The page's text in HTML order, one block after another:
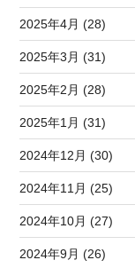
2025年4月 (28)
2025年3月 (31)
2025年2月 (28)
2025年1月 (31)
2024年12月 (30)
2024年11月 (25)
2024年10月 (27)
2024年9月 (26)